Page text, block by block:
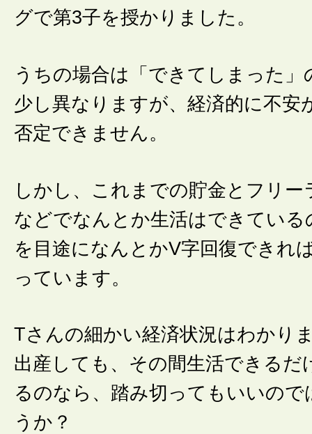
グで第3子を授かりました。
うちの場合は「できてしまった」
少し異なりますが、経済的に不安
否定できません。
しかし、これまでの貯金とフリー
などでなんとか生活はできている
を目途になんとかV字回復できれ
っています。
Tさんの細かい経済状況はわかり
出産しても、その間生活できるだ
るのなら、踏み切ってもいいので
うか？